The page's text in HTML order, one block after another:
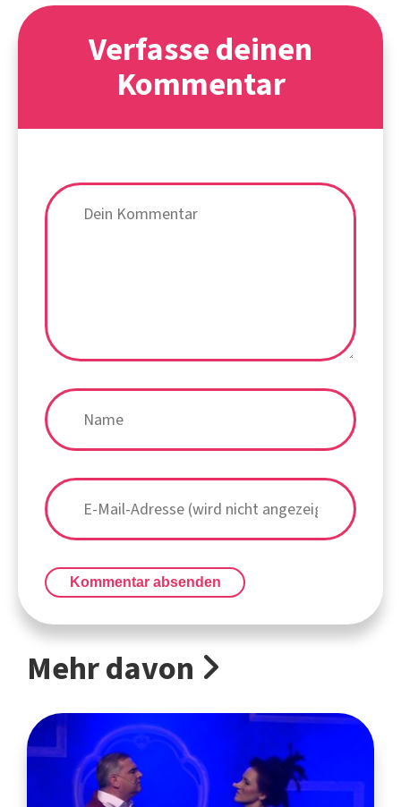
Verfasse deinen
Kommentar
Kommentar absenden
Mehr davon